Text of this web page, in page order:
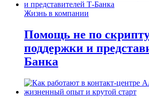
Жизнь в компании
Помощь не по
поддержки и
Банка